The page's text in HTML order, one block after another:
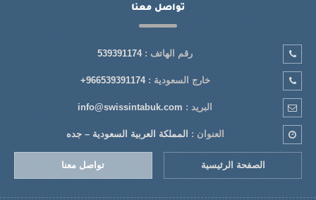
تواصل معنا
رقم الهاتف :539391174
خارج السعودية :+966539391174
البريد : info@swissintabuk.com
العنوان : المملكة العربية السعودية – جده
الصفحة الرئيسية تواصل معنا